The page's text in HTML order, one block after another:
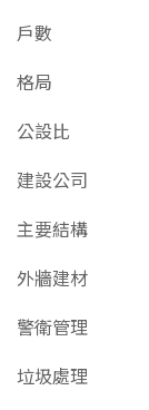
戶數
格局
公設比
建設公司
主要結構
外牆建材
警衛管理
垃圾處理